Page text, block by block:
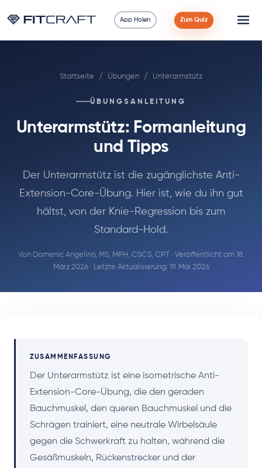
App Holen Zum Quiz
Übungen
Startseite / Übungen / Unterarmstütz
ÜBUNGSANLEITUNG
Unterarmstütz: Formanleitung
und Tipps
Der Unterarmstütz ist die zugänglichste Anti-
Extension-Core-Übung. Hier ist, wie du ihn gut
hältst, von der Knie-Regression bis zum
Standard-Hold.
Von Domenic Angelino, MS, MPH, CSCS, CPT· Veröffentlicht am 18.
März 2026 · Letzte Aktualisierung: 19. Mai 2026
ZUSAMMENFASSUNG
Der Unterarmstütz ist eine isometrische Anti-
Extension-Core-Übung, die den geraden
Bauchmuskel, den queren Bauchmuskel und die
Schrägen trainiert, eine neutrale Wirbelsäule
gegen die Schwerkraft zu halten, während die
Gesäßmuskeln, Rückenstrecker und der